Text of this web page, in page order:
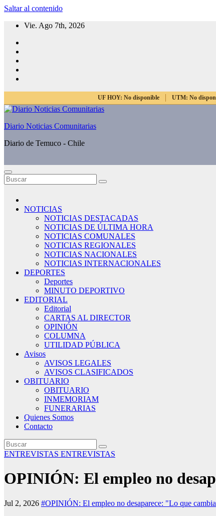
Saltar al contenido
Vie. Ago 7th, 2026
UF HOY: No disponible UTM: No
Diario Noticias Comunitarias
Diario de Temuco - Chile
NOTICIAS
NOTICIAS DESTACADAS
NOTICIAS DE ÚLTIMA HORA
NOTICIAS COMUNALES
NOTICIAS REGIONALES
NOTICIAS NACIONALES
NOTICIAS INTERNACIONALES
DEPORTES
Deportes
MINUTO DEPORTIVO
EDITORIAL
Editorial
CARTAS AL DIRECTOR
OPINIÓN
COLUMNA
UTILIDAD PÚBLICA
Avisos
AVISOS LEGALES
AVISOS CLASIFICADOS
OBITUARIO
OBITUARIO
INMEMORIAM
FUNERARIAS
Quienes Somos
Contacto
ENTREVISTAS ENTREVISTAS
OPINIÓN: El empleo no
Jul 2, 2026 #OPINIÓN: El empleo no desaparece: "Lo que